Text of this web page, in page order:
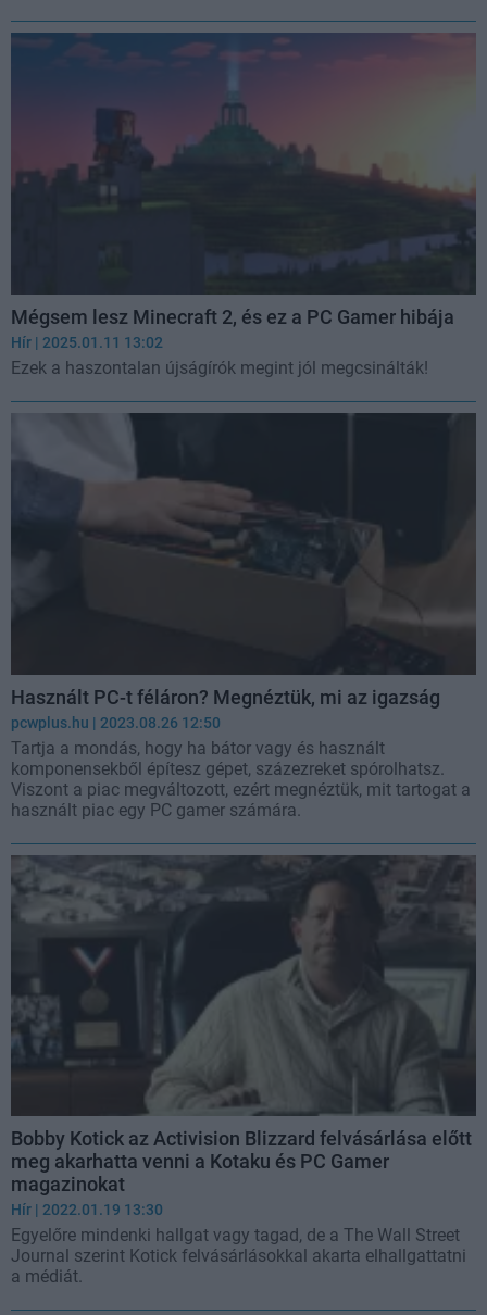
Mégsem lesz Minecraft 2, és ez a PC Gamer hibája
Hír | 2025.01.11 13:02
Ezek a haszontalan újságírók megint jól megcsinálták!
Használt PC-t féláron? Megnéztük, mi az igazság
pcwplus.hu | 2023.08.26 12:50
Tartja a mondás, hogy ha bátor vagy és használt
komponensekből építesz gépet, százezreket spórolhatsz.
Viszont a piac megváltozott, ezért megnéztük, mit tartogat a
használt piac egy PC gamer számára.
Bobby Kotick az Activision Blizzard felvásárlása előtt
meg akarhatta venni a Kotaku és PC Gamer
magazinokat
Hír | 2022.01.19 13:30
Egyelőre mindenki hallgat vagy tagad, de a The Wall Street
Journal szerint Kotick felvásárlásokkal akarta elhallgattatni
a médiát.